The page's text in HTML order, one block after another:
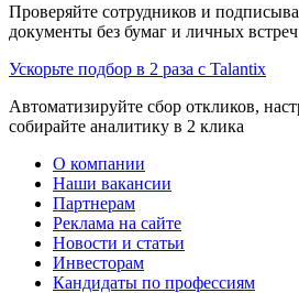
Проверяйте сотрудников и
документы без бумаг и личных встреч
Ускорьте подбор в 2 раза с Talantix
Автоматизируйте сбор откликов,
собирайте аналитику в 2 клика
О компании
Наши вакансии
Партнерам
Реклама на сайте
Новости и статьи
Инвесторам
Кандидаты по профессиям